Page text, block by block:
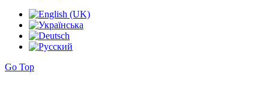
Go Top